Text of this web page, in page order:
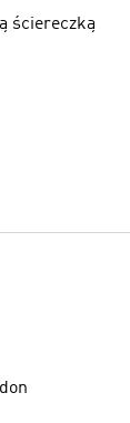
ściereczką